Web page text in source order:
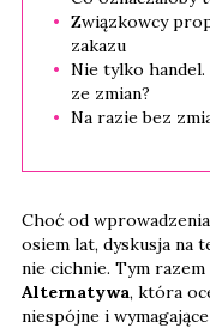
Związkowcy
zakazu
Nie tylko
ze zmian?
Na razie bez
Choć od
osiem lat, dyskusja na
nie cichnie. Tym razem
Alternatywa, która
niespójne i